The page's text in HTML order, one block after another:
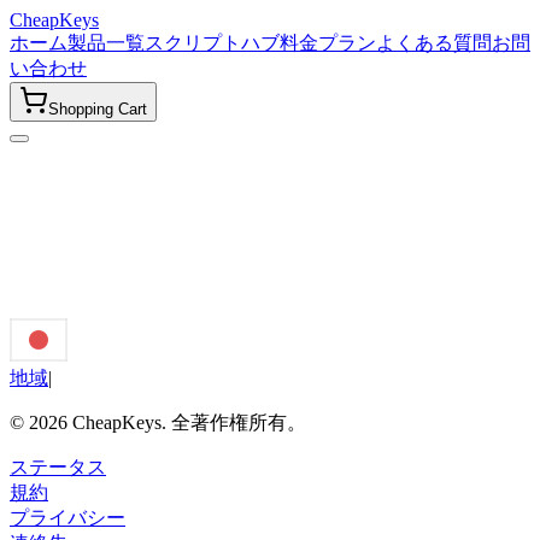
CheapKeys
ホーム製品一覧スクリプトハブ料金プランよくある質問お問
い合わせ
Shopping Cart
地域|
© 2026 CheapKeys. 全著作権所有。
ステータス
規約
プライバシー